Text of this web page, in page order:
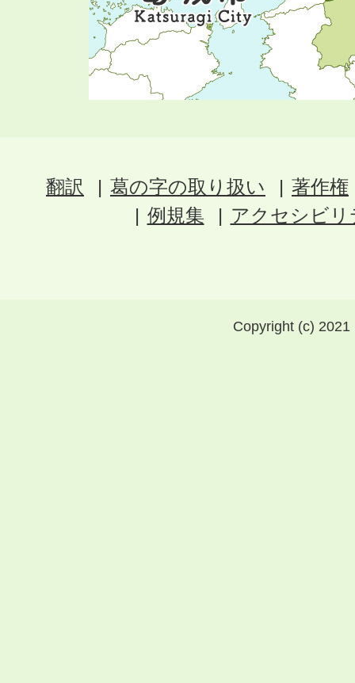
翻訳 葛の字の取り扱い
著作権
例規集
アクセシビ
Copyright (c)